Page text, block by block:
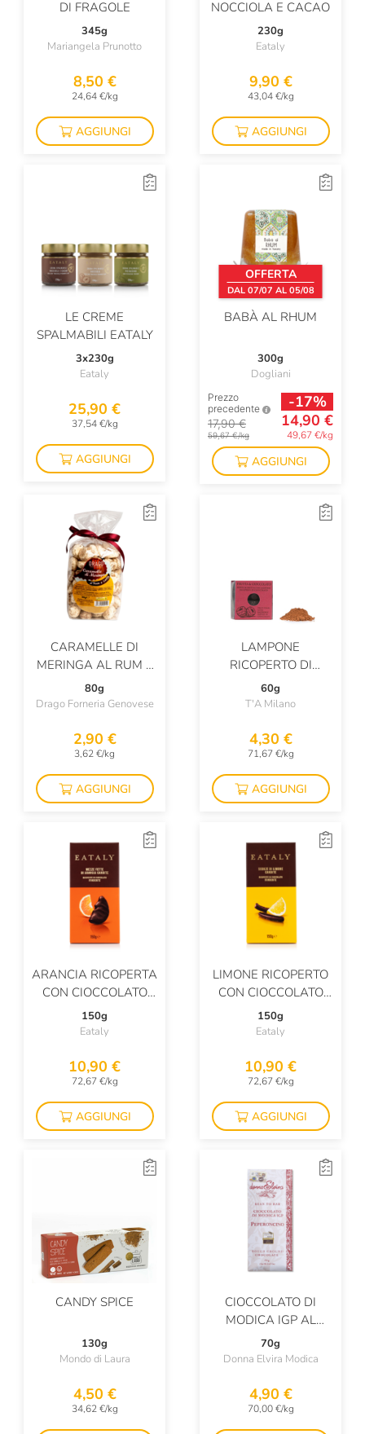
DI FRAGOLE
345g
Mariangela Prunotto
8,50 €
24,64 €/kg
AGGIUNGI
NOCCIOLA E CACAO
230g
Eataly
9,90 €
43,04 €/kg
AGGIUNGI
LE CREME
SPALMABILI EATALY
3x230g
Eataly
25,90 €
37,54 €/kg
AGGIUNGI
OFFERTA
DAL 07/07 AL 05/08
BABÀ AL RHUM
300g
Dogliani
Prezzo
precedente
17,90 €
59,67 €/kg
-17%
14,90 €
49,67 €/kg
AGGIUNGI
CARAMELLE DI
MERINGA AL RUM E
CAFFÈ
80g
Drago Forneria Genovese
2,90 €
3,62 €/kg
AGGIUNGI
LAMPONE
RICOPERTO DI
CIOCCOLATO
60g
T'A Milano
4,30 €
71,67 €/kg
AGGIUNGI
ARANCIA RICOPERTA
CON CIOCCOLATO
FONDENTE
150g
Eataly
10,90 €
72,67 €/kg
AGGIUNGI
LIMONE RICOPERTO
CON CIOCCOLATO
FONDENTE
150g
Eataly
10,90 €
72,67 €/kg
AGGIUNGI
CANDY SPICE
130g
Mondo di Laura
4,50 €
34,62 €/kg
CIOCCOLATO DI
MODICA IGP AL
PEPERONCINO
70g
Donna Elvira Modica
4,90 €
70,00 €/kg